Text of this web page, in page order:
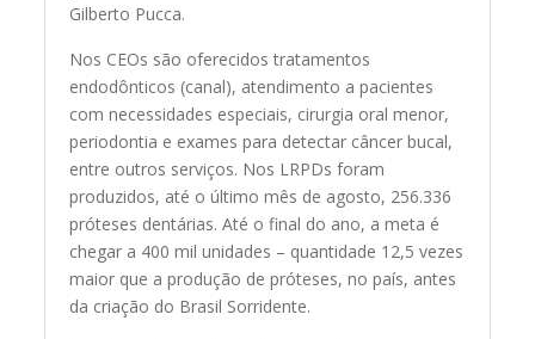
Gilberto Pucca.
Nos CEOs são oferecidos tratamentos
endodônticos (canal), atendimento a pacientes
com necessidades especiais, cirurgia oral menor,
periodontia e exames para detectar câncer bucal,
entre outros serviços. Nos LRPDs foram
produzidos, até o último mês de agosto, 256.336
próteses dentárias. Até o final do ano, a meta é
chegar a 400 mil unidades – quantidade 12,5 vezes
maior que a produção de próteses, no país, antes
da criação do Brasil Sorridente.